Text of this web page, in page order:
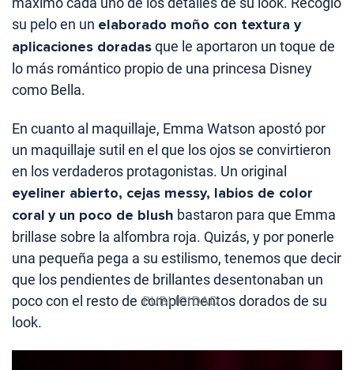
su pelo en un elaborado moño con textura y
aplicaciones doradasque le aportaron un toque de
lo más romántico propio de una princesa Disney
como Bella.
En cuanto al maquillaje, Emma Watson apostó por
un maquillaje sutil en el que los ojos se convirtieron
en los verdaderos protagonistas. Un original
eyeliner abierto, cejas messy, labios de color
coral y un poco de blush bastaron para que Emma
brillase sobre la alfombra roja. Quizás, y por ponerle
una pequeña pega a su estilismo, tenemos que decir
que los pendientes de brillantes desentonaban un
poco con el resto de complementos dorados de su
look.